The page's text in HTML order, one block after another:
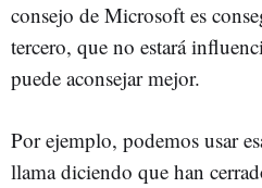
consejo de Microsoft es
tercero, que no estará
puede aconsejar mejor.
Por ejemplo, podemos usar
llama diciendo que han